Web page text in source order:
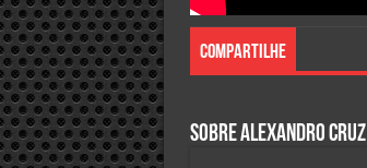
Compartilhe
Sobre Alexandro Cruz